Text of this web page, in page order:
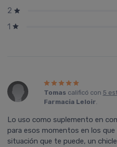
2
1
Tomas calificó con 5
Farmacia Leloir.
Lo uso como suplemento en
para esos momentos en los
situación que te puede, un